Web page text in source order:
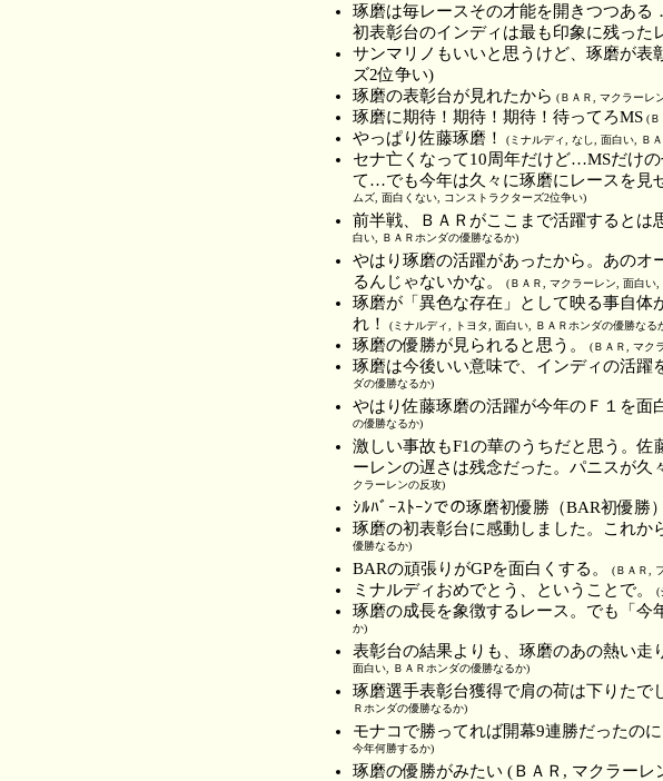
琢磨は毎レースその才能を開きつつある
初表彰台のインディは最も印象に残った
サンマリノもいいと思うけど、琢磨が表
ズ2位争い)
琢磨の表彰台が見れたから (ＢＡＲ, マクラーレ
琢磨に期待！期待！期待！待ってろMS (Ｂ
やっぱり佐藤琢磨！ (ミナルディ, なし, 面白い, Ｂ
セナ亡くなって10周年だけど…MSだけ
て…でも今年は久々に琢磨にレースを見
ムズ, 面白くない, コンストラクターズ2位争い)
前半戦、ＢＡＲがここまで活躍するとは
白い, ＢＡＲホンダの優勝なるか)
やはり琢磨の活躍があったから。あのオ
るんじゃないかな。
(ＢＡＲ, マクラーレン, 面白い
琢磨が「異色な存在」として映る事自体
れ！
(ミナルディ, トヨタ, 面白い, ＢＡＲホンダの優勝なる
琢磨の優勝が見られると思う。 (ＢＡＲ, マク
琢磨は今後いい意味で、インディの活躍
ダの優勝なるか)
やはり佐藤琢磨の活躍が今年のＦ１を面
の優勝なるか)
激しい事故もF1の華のうちだと思う。
ーレンの遅さは残念だった。パニスが久
クラーレンの反攻)
ｼﾙﾊﾞｰｽﾄｰﾝでの琢磨初優勝（BAR初優勝
琢磨の初表彰台に感動しました。これか
優勝なるか)
BARの頑張りがGPを面白くする。
(ＢＡＲ,
ミナルディおめでとう、ということで。 (
琢磨の成長を象徴するレース。でも「今
か)
表彰台の結果よりも、琢磨のあの熱い
面白い, ＢＡＲホンダの優勝なるか)
琢磨選手表彰台獲得で肩の荷は下りたで
Ｒホンダの優勝なるか)
モナコで勝ってれば開幕9連勝だったの
今年何勝するか)
琢磨の優勝がみたい (ＢＡＲ, マクラーレ